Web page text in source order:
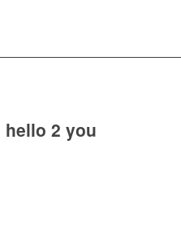
hello 2 you